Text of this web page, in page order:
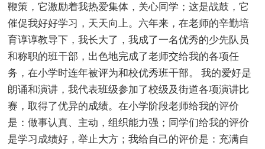
鞭策，它激励着我热爱集体，关心同学；这是战鼓，它
催促我好好学习，天天向上。六年来，在老师的辛勤培
育谆谆教导下，我长大了，我成了一名优秀的少先队员
和称职的班干部，出色地完成了老师交给我的各项任
务，在小学时连年被评为和校优秀班干部。 我的爱好是
朗诵和演讲，我代表班级参加了校级及街道各项演讲比
赛，取得了优异的成绩。在小学阶段老师给我的评价
是：做事认真、主动，组织能力强；同学们给我的评价
是学习成绩好，举止大方；我给自己的评价是：充满自